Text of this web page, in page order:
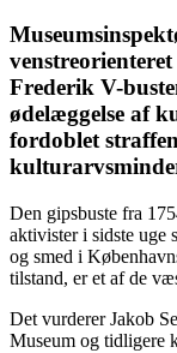
Frederik V-
ødelæggelse af
fordoblet
Den gipsbuste fra
aktivister i sidste uge
og smed i
tilstand, er et af de
Det vurderer Jakob
Museum og tidligere